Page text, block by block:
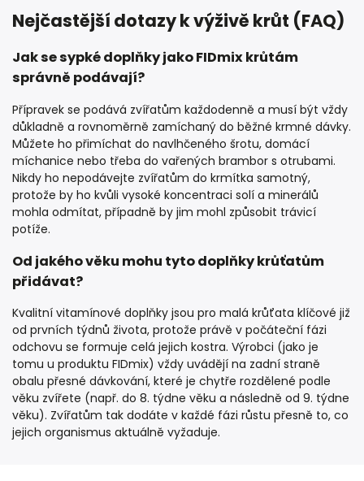
Nejčastější dotazy k výživě krůt (FAQ)
Jak se sypké doplňky jako FIDmix krůtám
správně podávají?
Přípravek se podává zvířatům každodenně a musí být vždy
důkladně a rovnoměrně zamíchaný do běžné krmné dávky.
Můžete ho přimíchat do navlhčeného šrotu, domácí
míchanice nebo třeba do vařených brambor s otrubami.
Nikdy ho nepodávejte zvířatům do krmítka samotný,
protože by ho kvůli vysoké koncentraci solí a minerálů
mohla odmítat, případně by jim mohl způsobit trávicí
potíže.
Od jakého věku mohu tyto doplňky krůťatům
přidávat?
Kvalitní vitamínové doplňky jsou pro malá krůťata klíčové již
od prvních týdnů života, protože právě v počáteční fázi
odchovu se formuje celá jejich kostra. Výrobci (jako je
tomu u produktu FIDmix) vždy uvádějí na zadní straně
obalu přesné dávkování, které je chytře rozdělené podle
věku zvířete (např. do 8. týdne věku a následně od 9. týdne
věku). Zvířatům tak dodáte v každé fázi růstu přesně to, co
jejich organismus aktuálně vyžaduje.